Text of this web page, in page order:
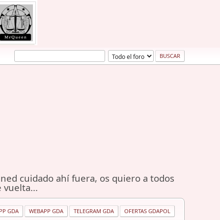
cuidado ahí fuera, os quiero a todos
vuelta...
GDA WEBAPP GDA TELEGRAM GDA OFERTAS GDAPOL